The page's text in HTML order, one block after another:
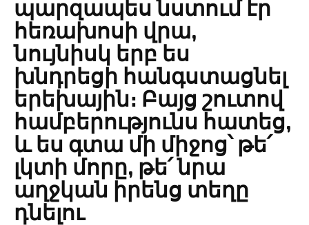
պարզապես նստում էր
հեռախոսի վրա,
նույնիսկ երբ ես
խնդրեցի հանգստացնել
երեխային։ Բայց շուտով
համբերությունս հատեց,
և ես գտա մի միջոց՝ թե՛
լկտի մորը, թե՛ նրա
աղջկան իրենց տեղը
դնելու